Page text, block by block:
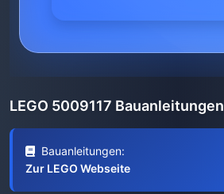
LEGO 5009117 Bauanleitungen
Bauanleitungen:
Zur LEGO Webseite